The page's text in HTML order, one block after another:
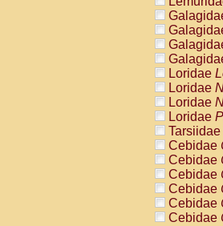
Loridae
Loridae
Loridae
Loridae
Tarsiidae
Cebidae
Cebidae
Cebidae
Cebidae
Cebidae
Cebidae